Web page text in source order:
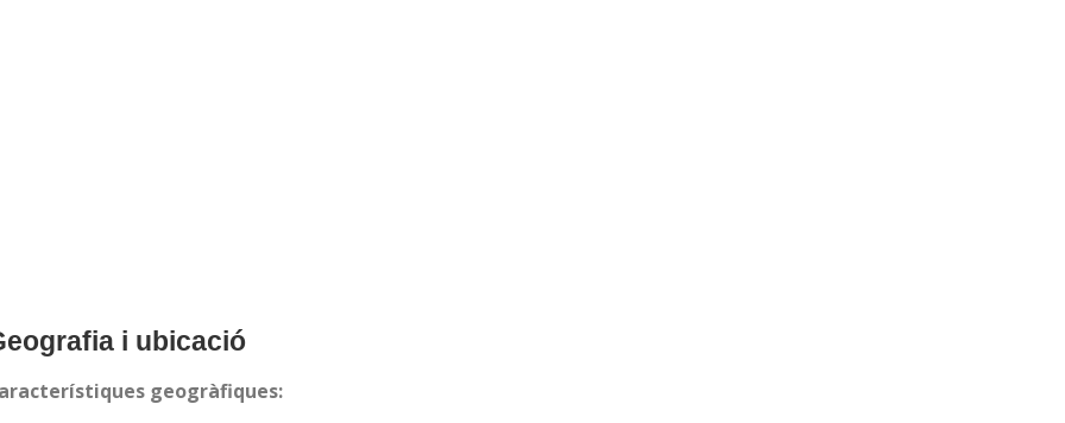
i ubicació
geogràfiques: